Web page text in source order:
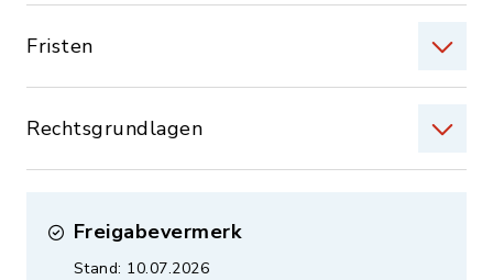
Fristen
Rechtsgrundlagen
Freigabevermerk
Stand: 10.07.2026